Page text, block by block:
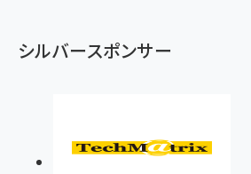
シルバースポンサー